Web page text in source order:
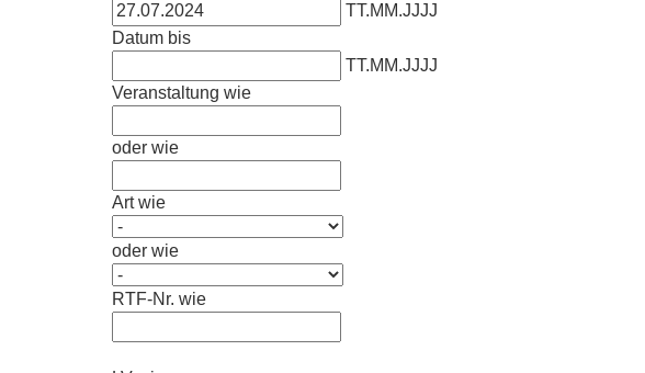
TT.MM.JJJJ
Datum bis
TT.MM.JJJJ
Veranstaltung wie
oder wie
Art wie
oder wie
RTF-Nr. wie